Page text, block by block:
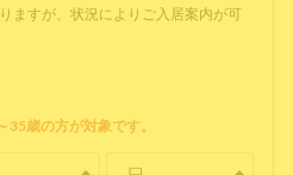
ますが、状況によりご入居案内が可
35歳の方が対象です。